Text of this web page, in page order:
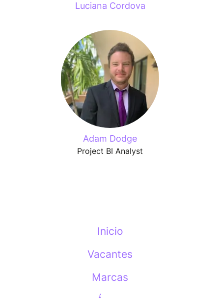
Luciana Cordova
Adam Dodge
Project BI Analyst
Inicio
Vacantes
Marcas